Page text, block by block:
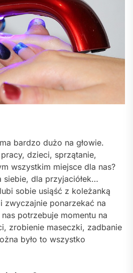
bardzo dużo na głowie.
dzieci, sprzątanie,
wszystkim miejsce dla nas?
siebie, dla przyjaciółek…
sobie usiąść z koleżanką
zwyczajnie ponarzekać na
potrzebuje momentu na
zrobienie maseczki, zadbanie
było to wszystko